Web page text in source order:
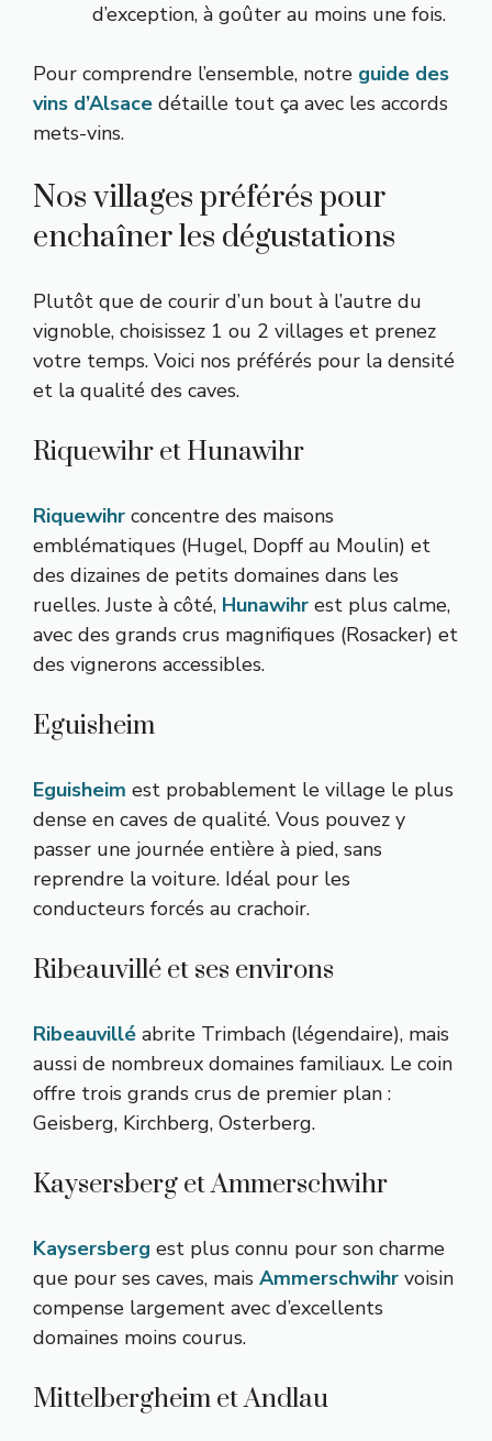
d’exception, à goûter au moins une fois.
Pour comprendre l’ensemble, notre guide des
vins d’Alsace détaille tout ça avec les accords
mets-vins.
Nos villages préférés pour
enchaîner les dégustations
Plutôt que de courir d’un bout à l’autre du
vignoble, choisissez 1 ou 2 villages et prenez
votre temps. Voici nos préférés pour la densité
et la qualité des caves.
Riquewihr et Hunawihr
Riquewihr concentre des maisons
emblématiques (Hugel, Dopff au Moulin) et
des dizaines de petits domaines dans les
ruelles. Juste à côté, Hunawihr est plus calme,
avec des grands crus magnifiques (Rosacker) et
des vignerons accessibles.
Eguisheim
Eguisheim est probablement le village le plus
dense en caves de qualité. Vous pouvez y
passer une journée entière à pied, sans
reprendre la voiture. Idéal pour les
conducteurs forcés au crachoir.
Ribeauvillé et ses environs
Ribeauvillé abrite Trimbach (légendaire), mais
aussi de nombreux domaines familiaux. Le coin
offre trois grands crus de premier plan :
Geisberg, Kirchberg, Osterberg.
Kaysersberg et Ammerschwihr
Kaysersberg est plus connu pour son charme
que pour ses caves, mais Ammerschwihr voisin
compense largement avec d’excellents
domaines moins courus.
Mittelbergheim et Andlau